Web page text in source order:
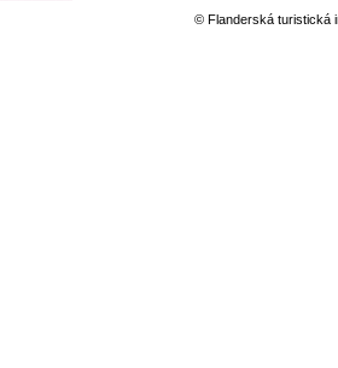
© Flanderská turistická